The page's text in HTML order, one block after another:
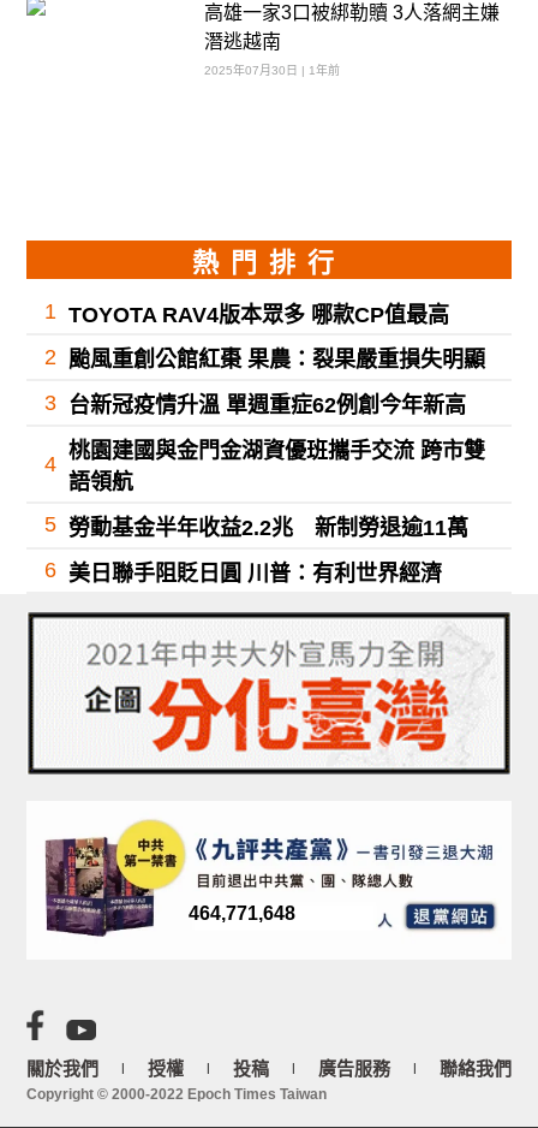
高雄一家3口被綁勒贖 3人落網主嫌
潛逃越南
2025年07月30日 | 1年前
熱門排行
1 TOYOTA RAV4版本眾多 哪款CP值最高
2 颱風重創公館紅棗 果農：裂果嚴重損失明顯
3 台新冠疫情升溫 單週重症62例創今年新高
4
桃園建國與金門金湖資優班攜手交流 跨市雙
語領航
5 勞動基金半年收益2.2兆 新制勞退逾11萬
6 美日聯手阻貶日圓 川普：有利世界經濟
464,771,648
關於我們 | 授權 | 投稿 | 廣告服務 | 聯絡我們
Copyright © 2000-2022 Epoch Times Taiwan